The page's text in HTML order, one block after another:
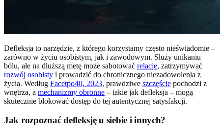
Defleksja to narzędzie, z którego korzystamy często nieświadomie –
zarówno w życiu osobistym, jak i zawodowym. Służy unikaniu
bólu, ale na dłuższą metę może sabotować relacje, zatrzymywać
rozwój osobisty i prowadzić do chronicznego niezadowolenia z
życia. Według Facetpo40, 2023, prawdziwe szczęście pochodzi z
wnętrza, a mechanizmy obronne – takie jak defleksja – mogą
skutecznie blokować dostęp do tej autentycznej satysfakcji.
Jak rozpoznać defleksję u siebie i innych?